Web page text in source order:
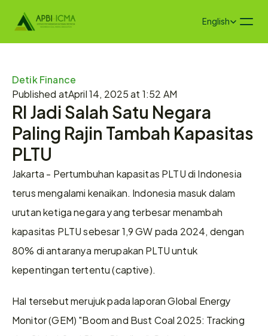
Select Language
English
Detik Finance
Published atApril 14, 2025 at 1:52 AM
RI Jadi Salah Satu Negara
Paling Rajin Tambah Kapasitas
PLTU
Jakarta - Pertumbuhan kapasitas PLTU di Indonesia
terus mengalami kenaikan. Indonesia masuk dalam
urutan ketiga negara yang terbesar menambah
kapasitas PLTU sebesar 1,9 GW pada 2024, dengan
80% di antaranya merupakan PLTU untuk
kepentingan tertentu (captive).
Hal tersebut merujuk pada laporan Global Energy
Monitor (GEM) "Boom and Bust Coal 2025: Tracking